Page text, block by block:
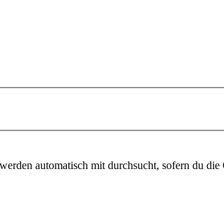
automatisch mit durchsucht, sofern du